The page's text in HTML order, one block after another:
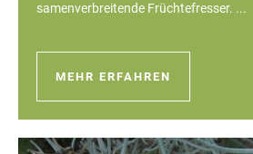
samenverbreitende Früchtefresser. ...
MEHR ERFAHREN